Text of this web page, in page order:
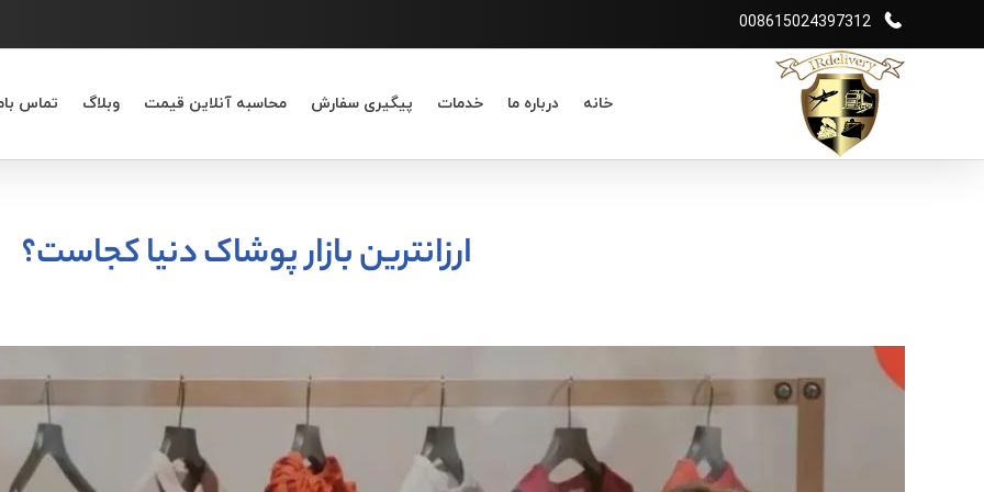
008615024397312
خانه درباره ما خدمات پیگیری سفارش محاسبه آنلاین قیمت وبلاگ تماس
ارزانترین بازار پوشاک دنیا کجاست؟